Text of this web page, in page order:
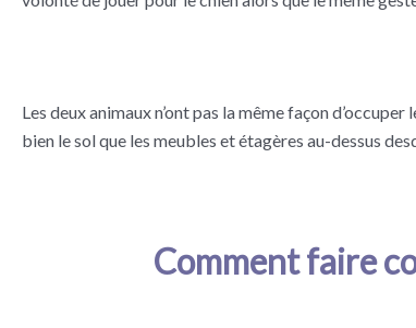
Les deux animaux n’ont pas la même façon
bien le sol que les meubles et étagères au-dessus
Comment faire